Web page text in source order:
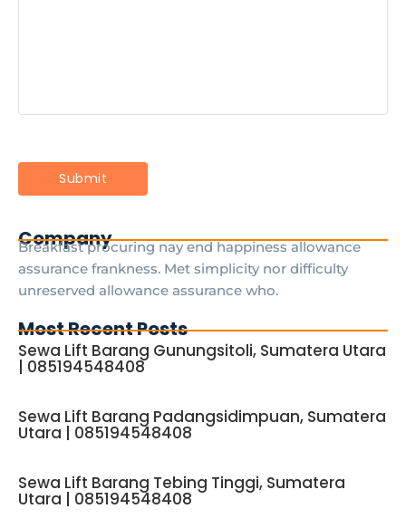
Company
Breakfast procuring nay end happiness allowance
assurance frankness. Met simplicity nor difficulty
unreserved allowance assurance who.
Most Recent Posts
Sewa Lift Barang Gunungsitoli, Sumatera Utara
| 085194548408
Sewa Lift Barang Padangsidimpuan, Sumatera
Utara | 085194548408
Sewa Lift Barang Tebing Tinggi, Sumatera
Utara | 085194548408